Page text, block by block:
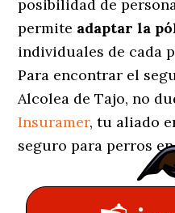
posibilidad de
permite adaptar la
individuales de cada
Para encontrar el
Alcolea de Tajo, no
Insuramer, tu aliado
seguro para perros